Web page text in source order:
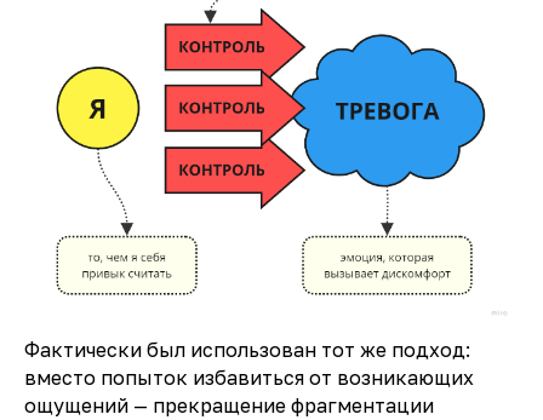
Фактически был использован тот же подход:
вместо попыток избавиться от возникающих
ощущений — прекращение фрагментации